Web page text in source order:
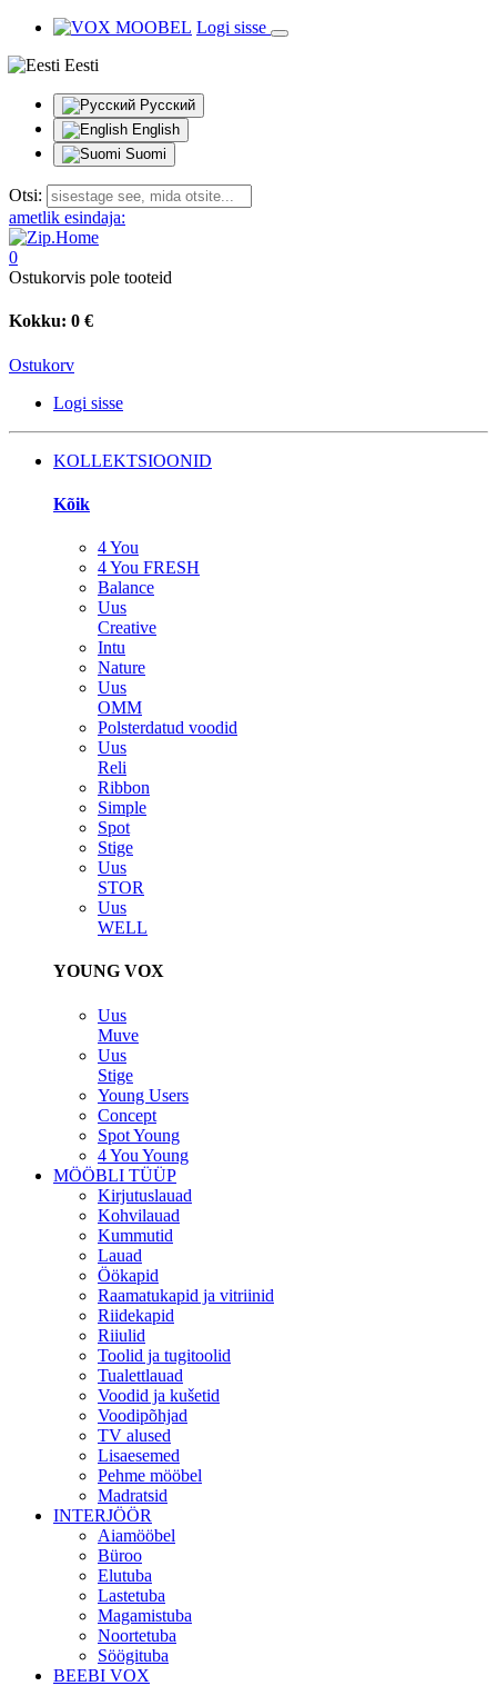
Logi sisse
Eesti
Русский
English
Suomi
Otsi:
ametlik esindaja:
0
Ostukorvis pole tooteid
Kokku: 0 €
Ostukorv
Logi sisse
KOLLEKTSIOONID
Kõik
4 You
4 You FRESH
Balance
Uus
Creative
Intu
Nature
Uus
OMM
Polsterdatud voodid
Uus
Reli
Ribbon
Simple
Spot
Stige
Uus
STOR
Uus
WELL
YOUNG VOX
Uus
Muve
Uus
Stige
Young Users
Concept
Spot Young
4 You Young
MÖÖBLI TÜÜP
Kirjutuslauad
Kohvilauad
Kummutid
Lauad
Öökapid
Raamatukapid ja vitriinid
Riidekapid
Riiulid
Toolid ja tugitoolid
Tualettlauad
Voodid ja kušetid
Voodipõhjad
TV alused
Lisaesemed
Pehme mööbel
Madratsid
INTERJÖÖR
Aiamööbel
Büroo
Elutuba
Lastetuba
Magamistuba
Noortetuba
Söögituba
BEEBI VOX